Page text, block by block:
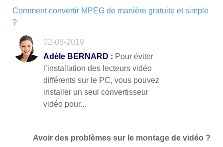
Comment convertir MPEG de manière gratuite et simple
?
02-08-2019
Adèle BERNARD : Pour éviter
l’installation des lecteurs vidéo
différents sur le PC, vous pouvez
installer un seul convertisseur
vidéo pour...
Avoir des problèmes sur le montage de vidéo ?